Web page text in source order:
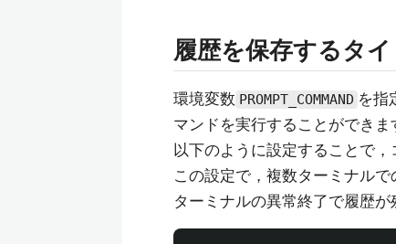
履歴を保存するタ
環境変数 PROMPT_COMMAND を指
マンドを実行することができま
以下のように設定することで
この設定で，複数ターミナル
ターミナルの異常終了で履歴